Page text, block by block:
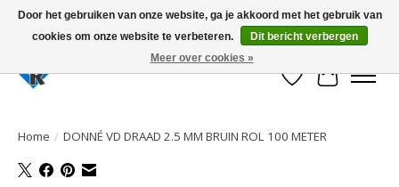
Large selection of products and fast shipping!
Verlanglijst
Home / DONNÉ VD DRAAD 2.5 MM BRUIN ROL 100 METER
Door het gebruiken van onze website, ga je akkoord met het gebruik van
cookies om onze website te verbeteren.
Dit bericht verbergen
Meer over cookies »